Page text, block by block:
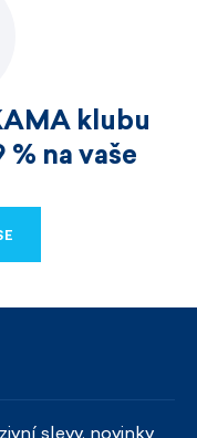
klubu
% na vaše
slevy, novinky